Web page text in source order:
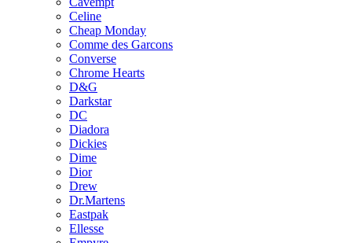
Celine
Cheap Monday
Comme des Garcons
Converse
Chrome Hearts
D&G
Darkstar
DC
Diadora
Dickies
Dime
Dior
Drew
Dr.Martens
Eastpak
Ellesse